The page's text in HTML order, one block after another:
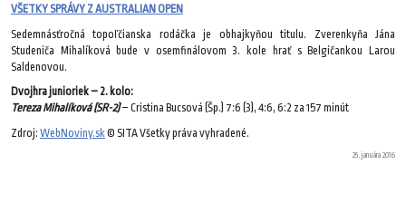
VŠETKY SPRÁVY Z AUSTRALIAN OPEN
Sedemnásťročná topoľčianska rodáčka je obhajkyňou titulu. Zverenkyňa Jána
Studeniča Mihalíková bude v osemfinálovom 3. kole hrať s Belgičankou Larou
Saldenovou.
Dvojhra junioriek – 2. kolo:
Tereza Mihalíková (SR-2)– Cristina Bucsová (Šp.) 7:6 (3), 4:6, 6:2 za 157 minút
Zdroj: WebNoviny.sk © SITA Všetky práva vyhradené.
25. januára 2016